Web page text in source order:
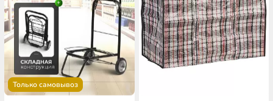
Только самовывоз